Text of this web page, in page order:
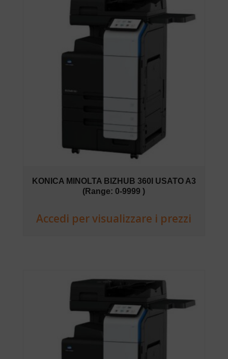
KONICA MINOLTA BIZHUB 360I USATO A3
(Range: 0-9999 )
Accedi per visualizzare i prezzi